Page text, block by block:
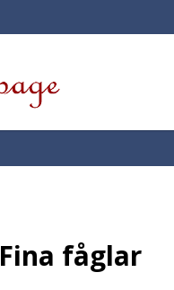
Fina fåglar